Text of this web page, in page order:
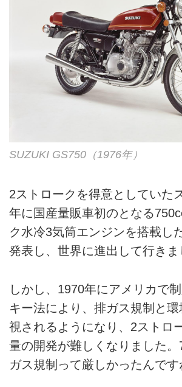
SUZUKI GS750（1976年）
2ストロークを得意としていた
年に国産量販車初のとなる
ク水冷3気筒エンジンを搭載し
発表し、世界に進出して行きま
しかし、1970年にアメリカで
キー法により、排ガス規制と
視されるようになり、2ストロ
量の開発が難しくなりました
ガス規制って厳しかったんで